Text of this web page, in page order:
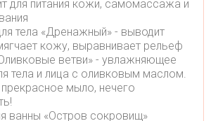
для питания кожи, самомассажа и
тела «Дренажный» - выводит
кожу, выравнивает рельеф
ветви» - увлажняющее
тела и лица с оливковым маслом.
мыло, нечего
ванны «Остров сокровищ»